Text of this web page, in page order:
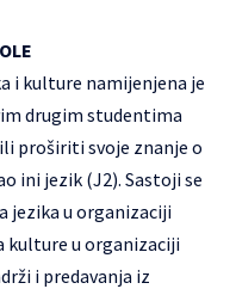
i kulture namijenjena je
drugim studentima
proširiti svoje znanje o
ini jezik (J2). Sastoji se
jezika u organizaciji
kulture u organizaciji
i predavanja iz